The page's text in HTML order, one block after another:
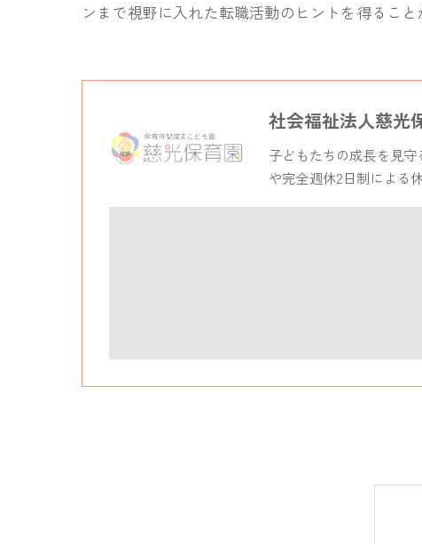
ンまで視野に入れた転職活動のヒントを得ること
社会福祉法人慈光
子どもたちの成長を見
や完全週休2日制による